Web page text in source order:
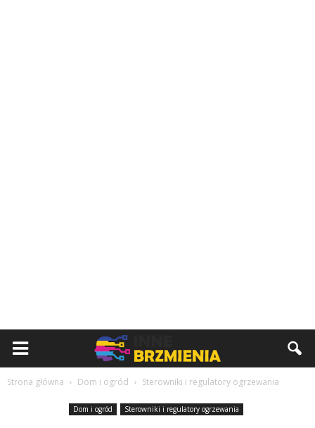
Strona główna Dom i ogród Sterowniki i regulatory ogrzewania
Dom i ogród Sterowniki i regulatory ogrzewania